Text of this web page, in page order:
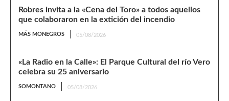
Robres invita a la «Cena del Toro» a todos aquellos
que colaboraron en la extición del incendio
MÁS MONEGROS 05/08/2026
«La Radio en la Calle»: El Parque Cultural del río Vero
celebra su 25 aniversario
SOMONTANO 05/08/2026